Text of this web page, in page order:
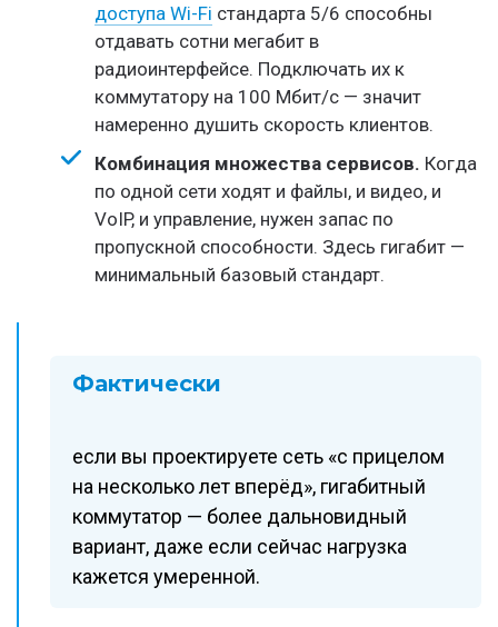
доступа Wi-Fi стандарта 5/6 способны
отдавать сотни мегабит в
радиоинтерфейсе. Подключать их к
коммутатору на 100 Мбит/с — значит
намеренно душить скорость клиентов.
Комбинация множества сервисов. Когда
по одной сети ходят и файлы, и видео, и
VoIP, и управление, нужен запас по
пропускной способности. Здесь гигабит —
минимальный базовый стандарт.
Фактически
если вы проектируете сеть «с прицелом
на несколько лет вперёд», гигабитный
коммутатор — более дальновидный
вариант, даже если сейчас нагрузка
кажется умеренной.